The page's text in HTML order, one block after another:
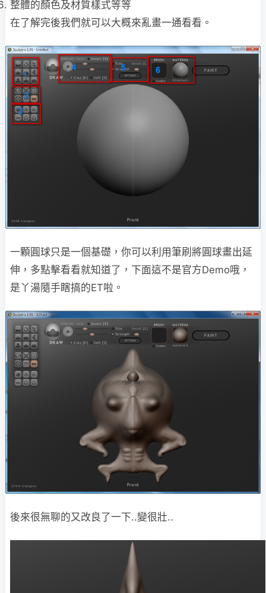
整體的顏色及材質樣式等等
在了解完後我們就可以大概來亂畫一通看看。
一顆圓球只是一個基礎，你可以利用筆刷將圓球畫出延
伸，多點擊看看就知道了，下面這不是官方Demo哦，
是丫湯隨手瞎搞的ET啦。
後來很無聊的又改良了一下..變很壯..